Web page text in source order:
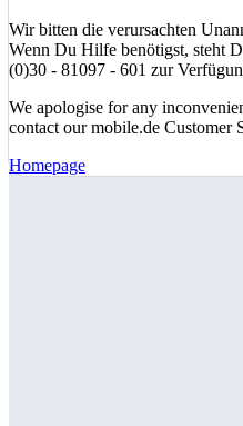
Wir bitten die verursachten
Wenn Du Hilfe benötigst, steht
(0)30 - 81097 - 601 zur
We apologise for any
contact our mobile.de Customer
Homepage